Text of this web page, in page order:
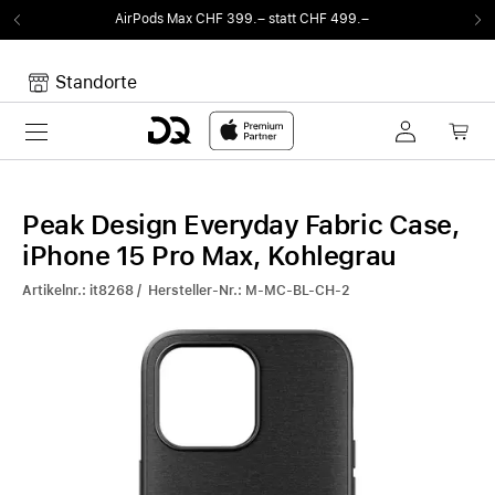
statt CHF 499.– Von Sound auf Fun.
Standorte
Toggle navigation
Peak Design Everyday Fabric Case,
iPhone 15 Pro Max, Kohlegrau
Artikelnr.: it8268 / Hersteller-Nr.: M-MC-BL-CH-2